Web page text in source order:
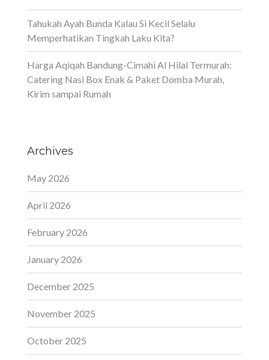
Tahukah Ayah Bunda Kalau Si Kecil Selalu
Memperhatikan Tingkah Laku Kita?
Harga Aqiqah Bandung-Cimahi Al Hilal Termurah:
Catering Nasi Box Enak & Paket Domba Murah,
Kirim sampai Rumah
Archives
May 2026
April 2026
February 2026
January 2026
December 2025
November 2025
October 2025